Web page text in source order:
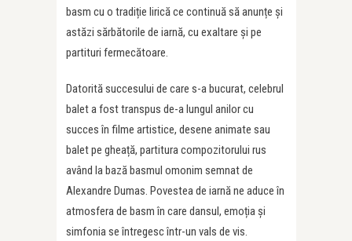
basm cu o tradiție lirică ce continuă să anunțe și
astăzi sărbătorile de iarnă, cu exaltare și pe
partituri fermecătoare.
Datorită succesului de care s-a bucurat, celebrul
balet a fost transpus de-a lungul anilor cu
succes în filme artistice, desene animate sau
balet pe gheață, partitura compozitorului rus
având la bază basmul omonim semnat de
Alexandre Dumas. Povestea de iarnă ne aduce în
atmosfera de basm în care dansul, emoția și
simfonia se întregesc într-un vals de vis.